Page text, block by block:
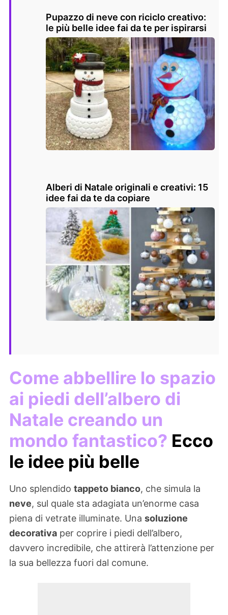
Pupazzo di neve con riciclo creativo:
le più belle idee fai da te per ispirarsi
Alberi di Natale originali e creativi: 15
idee fai da te da copiare
Come abbellire lo spazio
ai piedi dell’albero di
Natale creando un
mondo fantastico? Ecco
le idee più belle
Uno splendido tappeto bianco, che simula la
neve, sul quale sta adagiata un’enorme casa
piena di vetrate illuminate. Una soluzione
decorativa per coprire i piedi dell’albero,
davvero incredibile, che attirerà l’attenzione per
la sua bellezza fuori dal comune.